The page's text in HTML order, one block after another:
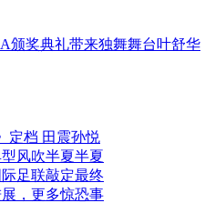
颁奖典礼带来独舞舞台叶舒华
定档 田震孙悦
风吹半夏半夏
足联敲定最终
，更多惊恐事